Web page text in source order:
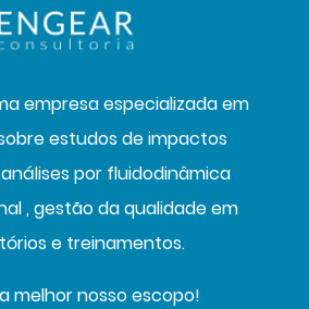
EM MOTORES A DIESEL
empresa especializada em
estudos de impactos
por fluidodinâmica
, gestão da qualidade em
e treinamentos.
melhor nosso escopo!